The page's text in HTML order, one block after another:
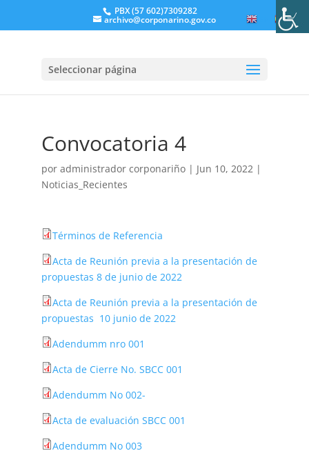
PBX (57 602)7309282
archivo@corponarino.gov.co
Seleccionar página
Convocatoria 4
por administrador corponariño| Jun 10, 2022|
Noticias_Recientes
Términos de Referencia
Acta de Reunión previa a la presentación de
propuestas 8 de junio de 2022
Acta de Reunión previa a la presentación de
propuestas 10 junio de 2022
Adendumm nro 001
Acta de Cierre No. SBCC 001
Adendumm No 002-
Acta de evaluación SBCC 001
Adendumm No 003
ES